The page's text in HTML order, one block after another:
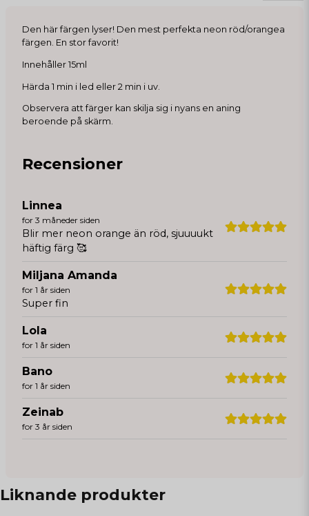
Den här färgen lyser! Den mest perfekta neon röd/orangea
färgen. En stor favorit!
Innehåller 15ml
Härda 1 min i led eller 2 min i uv.
Observera att färger kan skilja sig i nyans en aning
beroende på skärm.
Recensioner
Linnea
for 3 måneder siden
Blir mer neon orange än röd, sjuuuukt
häftig färg 🥰
Miljana Amanda
for 1 år siden
Super fin
Lola
for 1 år siden
Bano
for 1 år siden
Zeinab
for 3 år siden
Liknande produkter